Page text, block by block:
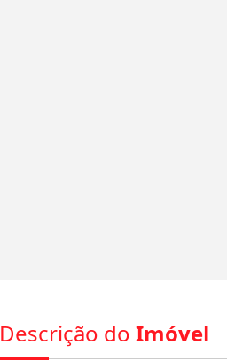
Descrição do Imóvel